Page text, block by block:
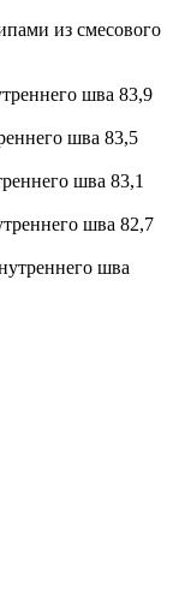
из смесового
шва 83,9
шва 83,5
шва 83,1
шва 82,7
шва